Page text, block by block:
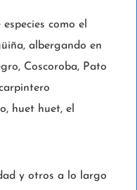
como el
albergando en
Coscoroba, Pato
huet huet, el
y otros a lo largo